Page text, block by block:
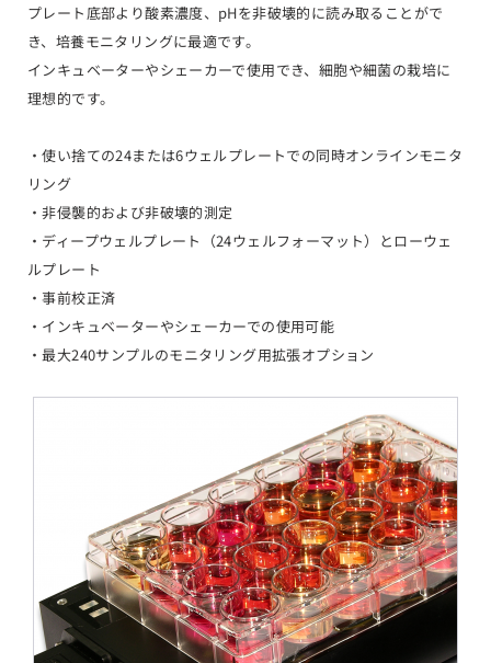
プレート底部より酸素濃度、pHを非破壊的に読み取ることがで
き、培養モニタリングに最適です。
インキュベーターやシェーカーで使用でき、細胞や細菌の栽培に
理想的です。
・使い捨ての24または6ウェルプレートでの同時オンラインモニタ
リング
・非侵襲的および非破壊的測定
・ディープウェルプレート（24ウェルフォーマット）とローウェ
ルプレート
・事前校正済
・インキュベーターやシェーカーでの使用可能
・最大240サンプルのモニタリング用拡張オプション